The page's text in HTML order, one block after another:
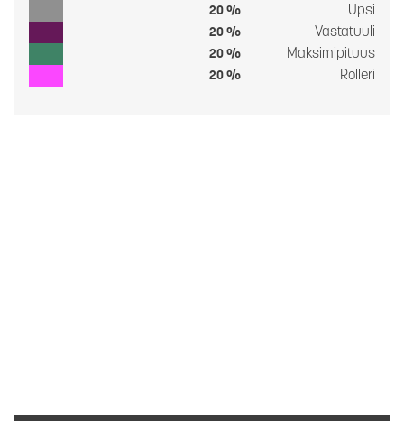
20 % Upsi
20 % Vastatuuli
20 % Maksimipituus
20 % Rolleri